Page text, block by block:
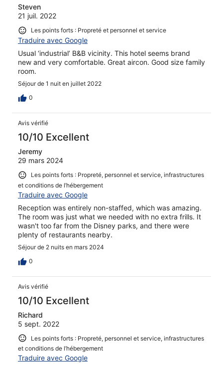
Steven
21 juil. 2022
Les points forts : Propreté et personnel et service
Traduire avec Google
Usual ‘industrial’ B&B vicinity. This hotel seems brand
new and very comfortable. Great aircon. Good size family
room.
Séjour de 1 nuit en juillet 2022
0
Avis vérifié
10/10 Excellent
Jeremy
29 mars 2024
Les points forts : Propreté, personnel et service, infrastructures
et conditions de l’hébergement
Traduire avec Google
Reception was entirely non-staffed, which was amazing.
The room was just what we needed with no extra frills. It
wasn't too far from the Disney parks, and there were
plenty of restaurants nearby.
Séjour de 2 nuits en mars 2024
0
Avis vérifié
10/10 Excellent
Richard
5 sept. 2022
Les points forts : Propreté, personnel et service, infrastructures
et conditions de l’hébergement
Traduire avec Google